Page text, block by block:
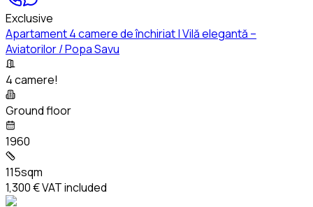
Exclusive
Apartament 4 camere de închiriat | Vilă elegantă –
Aviatorilor / Popa Savu
4 camere!
Ground floor
1960
115sqm
1,300 €VAT included